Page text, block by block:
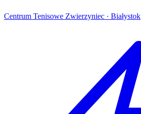
Centrum Tenisowe Zwierzyniec · Białystok